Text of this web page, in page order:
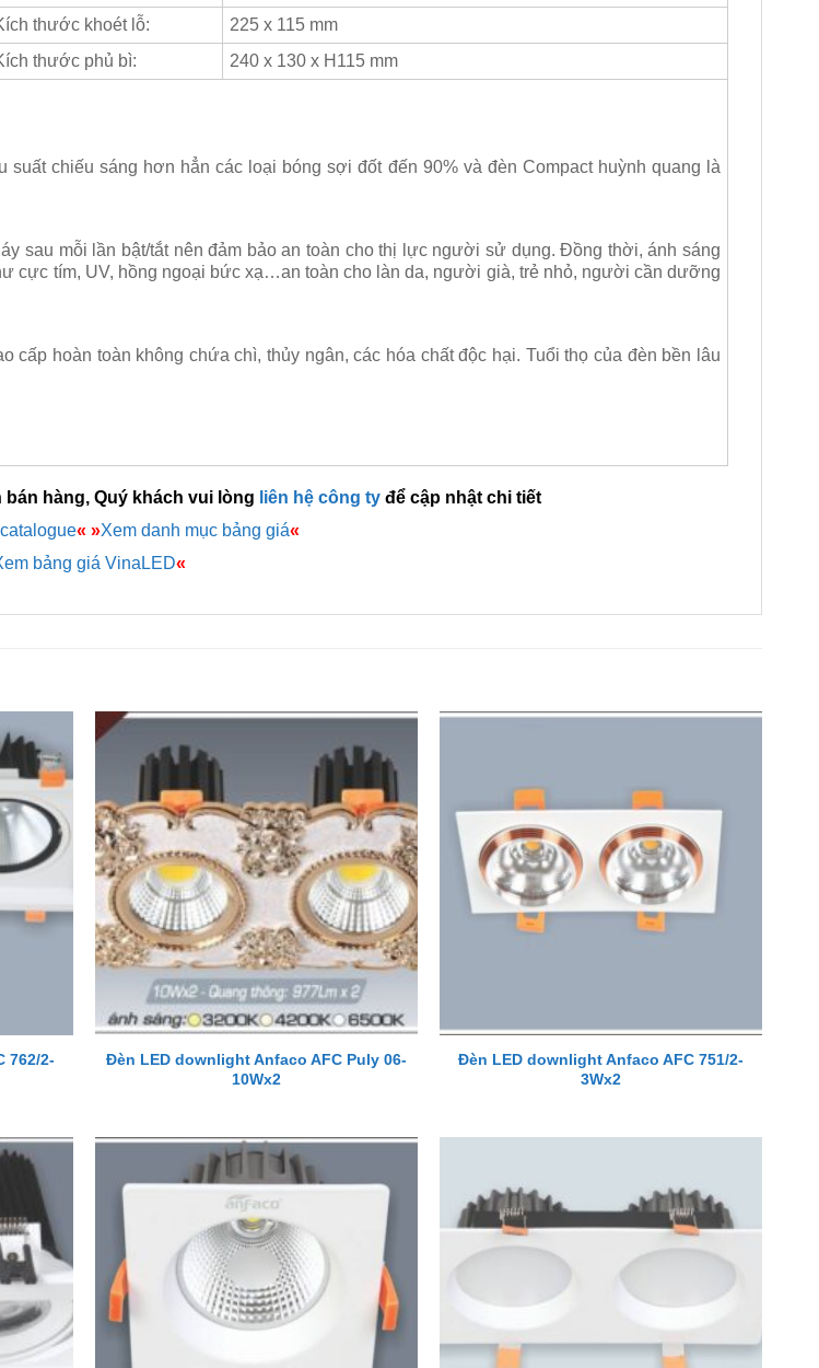
thước khoét lỗ:
225 x 115 mm
thước phủ bì:
240 x 130 x H115 mm
chiếu sáng hơn hẳn các loại bóng sợi đốt đến 90% và đèn Compact huỳnh quang là
sau mỗi lần bật/tắt nên đảm bảo an toàn cho thị lực người sử dụng. Đồng thời, ánh sáng
cực tím, UV, hồng ngoại bức xạ…an toàn cho làn da, người già, trẻ nhỏ, người cần dưỡng
hoàn toàn không chứa chì, thủy ngân, các hóa chất độc hại. Tuổi thọ của đèn bền lâu
hàng, Quý khách vui lòng liên hệ công ty để cập nhật chi tiết
« »Xem danh mục bảng giá«
bảng giá VinaLED«
762/2-
Đèn LED downlight Anfaco AFC Puly 06-
10Wx2
Đèn LED downlight Anfaco AFC 751/2-
3Wx2